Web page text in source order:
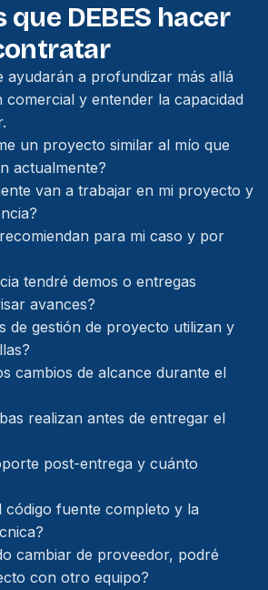
que DEBES hacer
ayudarán a profundizar más allá
comercial y entender la capacidad
un proyecto similar al mío que
actualmente?
van a trabajar en mi proyecto y
para mi caso y por
tendré demos o entregas
avances?
de gestión de proyecto utilizan y
cambios de alcance durante el
realizan antes de entregar el
post-entrega y cuánto
código fuente completo y la
cambiar de proveedor, podré
con otro equipo?